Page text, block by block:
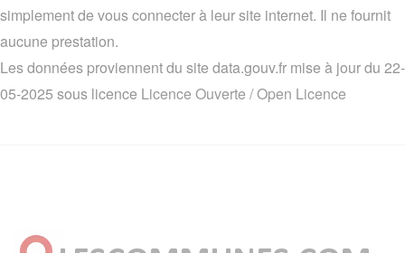
simplement de vous connecter à leur site internet. Il ne fournit
aucune prestation.
Les données proviennent du site data.gouv.fr mise à jour du 22-
05-2025 sous licence Licence Ouverte / Open Licence